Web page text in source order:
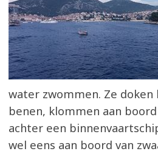
water zwommen. Ze
benen, klommen aan
achter een
wel eens aan boord van